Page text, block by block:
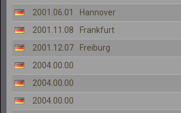
2001.06.01
Hannover
2001.11.08
Frankfurt
2001.12.07
Freiburg
2004.00.00
2004.00.00
2004.00.00